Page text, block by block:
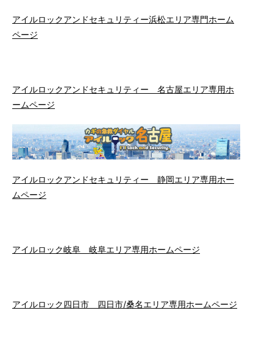
アイルロックアンドセキュリティー浜松エリア専門ホーム
ページ
アイルロックアンドセキュリティー 名古屋エリア専用ホ
ームページ
アイルロックアンドセキュリティー 静岡エリア専用ホー
ムページ
アイルロック岐阜 岐阜エリア専用ホームページ
アイルロック四日市 四日市/桑名エリア専用ホームページ